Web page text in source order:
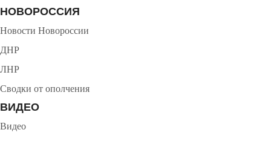
НОВОРОССИЯ
Новости Новороссии
ДНР
ЛНР
Сводки от ополчения
ВИДЕО
Видео